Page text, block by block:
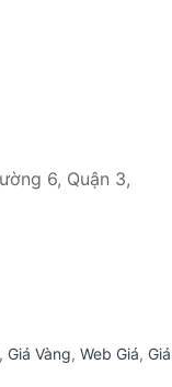
6, Quận 3,
, Giá Vàng, Web Giá, Giá